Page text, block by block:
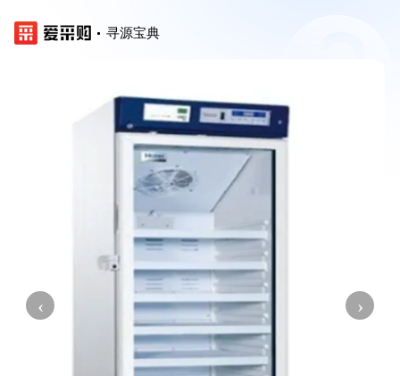
寻源宝典
‹ ›